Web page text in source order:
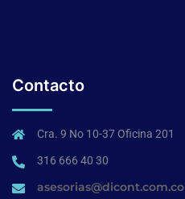
Contacto
Cra. 9 No 10-37 Oficina 201
316 666 40 30
asesorias@dicont.com.co